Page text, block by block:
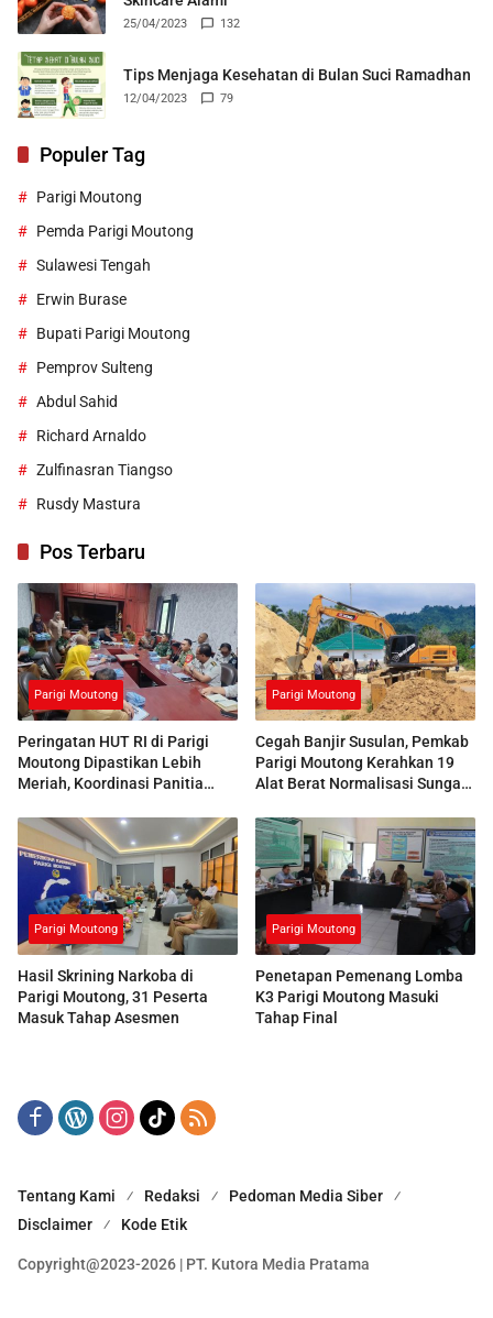
25/04/2023 132
Tips Menjaga Kesehatan di Bulan Suci Ramadhan
12/04/2023 79
Populer Tag
Parigi Moutong
Pemda Parigi Moutong
Sulawesi Tengah
Erwin Burase
Bupati Parigi Moutong
Pemprov Sulteng
Abdul Sahid
Richard Arnaldo
Zulfinasran Tiangso
Rusdy Mastura
Pos Terbaru
Parigi Moutong
Peringatan HUT RI di Parigi
Moutong Dipastikan Lebih
Meriah, Koordinasi Panitia
Parigi Moutong
Cegah Banjir Susulan, Pemkab
Parigi Moutong Kerahkan 19
Alat Berat Normalisasi Sungai
Parigi Moutong
Hasil Skrining Narkoba di
Parigi Moutong, 31 Peserta
Masuk Tahap Asesmen
Parigi Moutong
Penetapan Pemenang Lomba
K3 Parigi Moutong Masuki
Tahap Final
Tentang Kami Redaksi
Pedoman Media Siber
Disclaimer
Kode Etik
Copyright@2023-2026 | PT. Kutora Media Pratama